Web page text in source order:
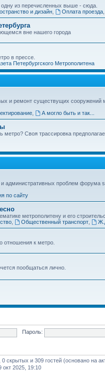
из перечисленных выше - сюда.
и дизайн, Оплата проезда,
вне нашего города
в прессе.
Петербургского Метрополитена
и ремонт существущих сооружений
, А могло быть и так...
метро? Своя трассировка
и административных проблем форума
по сайту
метрополитену и его
, Общественный транспорт,
к метро.
пообщаться лично.
Пароль:
скрытых и 309 гостей (основано на
окт 2025, 19:10